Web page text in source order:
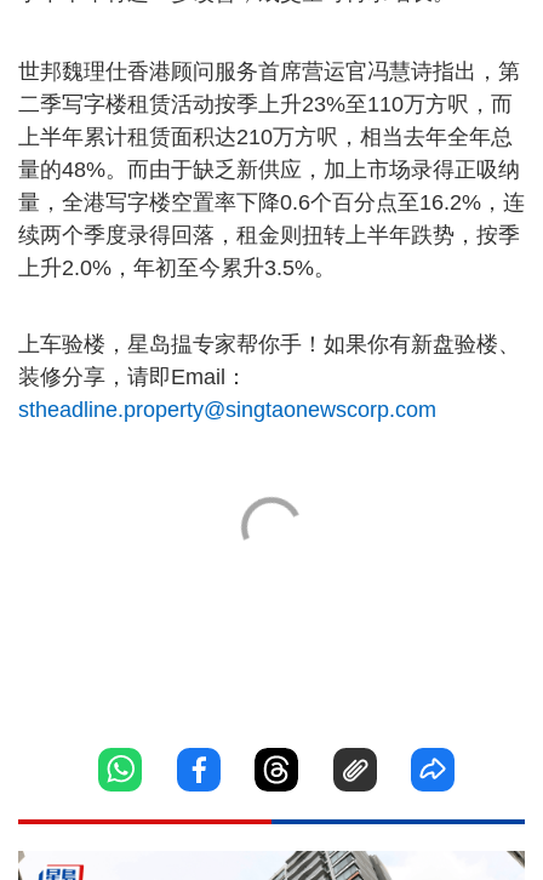
世邦魏理仕香港顾问服务首席营运官冯慧诗指出，第
二季写字楼租赁活动按季上升23%至110万方呎，而
上半年累计租赁面积达210万方呎，相当去年全年总
量的48%。而由于缺乏新供应，加上市场录得正吸纳
量，全港写字楼空置率下降0.6个百分点至16.2%，连
续两个季度录得回落，租金则扭转上半年跌势，按季
上升2.0%，年初至今累升3.5%。
上车验楼，星岛揾专家帮你手！如果你有新盘验楼、
装修分享，请即Email：
stheadline.property@singtaonewscorp.com